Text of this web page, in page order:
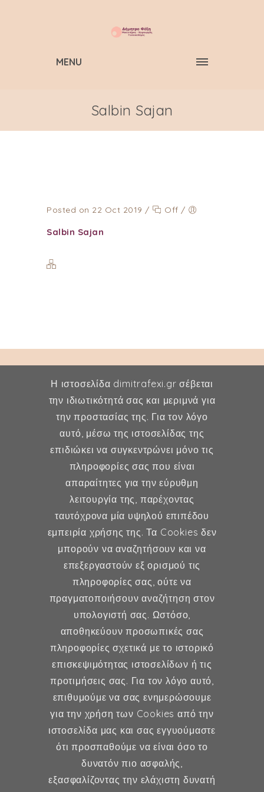
MENU
Salbin Sajan
Posted on 22 Oct 2019 / Off /
Salbin Sajan
Δήμητρα Φέξη
MD, MSc, FMH
Μαιευτήρας - Χειρουργός
Γυναικολόγος
Μέλος ESHRE, ISA, FMH
Γυναικολογία
Υποβοηθούμενη Αναπαραγωγή
Μαιευτική
Επικοινωνία
Κερασούντος 5, Αθήνα 115 28
(30) 211 42 33 309
fexidr@gmail.com
Η ιστοσελίδα dimitrafexi.gr σέβεται
την ιδιωτικότητά σας και μεριμνά για
την προστασίας της. Για τον λόγο
αυτό, μέσω της ιστοσελίδας της
επιδιώκει να συγκεντρώνει μόνο τις
πληροφορίες σας που είναι
απαραίτητες για την εύρυθμη
λειτουργία της, παρέχοντας
ταυτόχρονα μία υψηλού επιπέδου
εμπειρία χρήσης της. Τα Cookies δεν
μπορούν να αναζητήσουν και να
επεξεργαστούν εξ ορισμού τις
πληροφορίες σας, ούτε να
πραγματοποιήσουν αναζήτηση στον
υπολογιστή σας. Ωστόσο,
αποθηκεύουν προσωπικές σας
πληροφορίες σχετικά με το ιστορικό
επισκεψιμότητας ιστοσελίδων ή τις
προτιμήσεις σας. Για τον λόγο αυτό,
επιθυμούμε να σας ενημερώσουμε
για την χρήση των Cookies από την
ιστοσελίδα μας και σας εγγυούμαστε
ότι προσπαθούμε να είναι όσο το
δυνατόν πιο ασφαλής,
εξασφαλίζοντας την ελάχιστη δυνατή